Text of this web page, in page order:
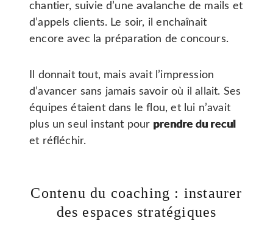
chantier, suivie d’une avalanche de mails et
d’appels clients. Le soir, il enchaînait
encore avec la préparation de concours.
Il donnait tout, mais avait l’impression
d’avancer sans jamais savoir où il allait. Ses
équipes étaient dans le flou, et lui n’avait
plus un seul instant pour prendre du recul
et réfléchir.
Contenu du coaching : instaurer
des espaces stratégiques